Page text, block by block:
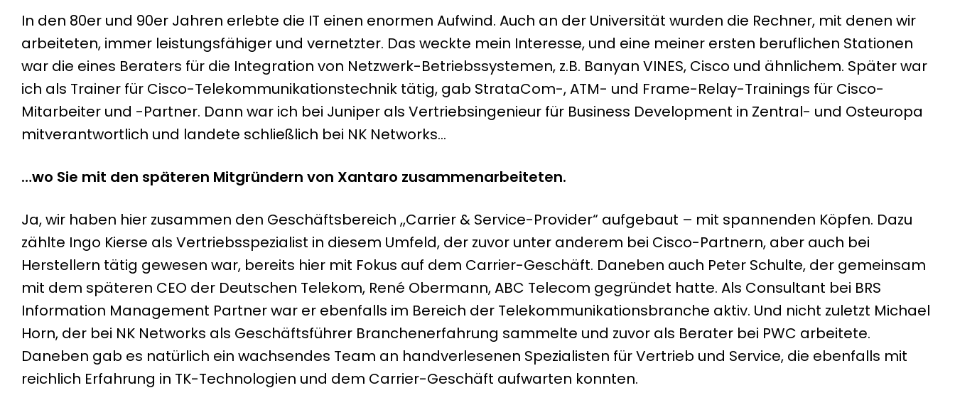
In den 80er und 90er Jahren erlebte die IT einen enormen Aufwind. Auch an der Universität wurden die Rechner, mit denen wir
arbeiteten, immer leistungsfähiger und vernetzter. Das weckte mein Interesse, und eine meiner ersten beruflichen Stationen
war die eines Beraters für die Integration von Netzwerk-Betriebssystemen, z.B. Banyan VINES, Cisco und ähnlichem. Später war
ich als Trainer für Cisco-Telekommunikationstechnik tätig, gab StrataCom-, ATM- und Frame-Relay-Trainings für Cisco-
Mitarbeiter und -Partner. Dann war ich bei Juniper als Vertriebsingenieur für Business Development in Zentral- und Osteuropa
mitverantwortlich und landete schließlich bei NK Networks…
…wo Sie mit den späteren Mitgründern von Xantaro zusammenarbeiteten.
Ja, wir haben hier zusammen den Geschäftsbereich „Carrier & Service-Provider“ aufgebaut – mit spannenden Köpfen. Dazu
zählte Ingo Kierse als Vertriebsspezialist in diesem Umfeld, der zuvor unter anderem bei Cisco-Partnern, aber auch bei
Herstellern tätig gewesen war, bereits hier mit Fokus auf dem Carrier-Geschäft. Daneben auch Peter Schulte, der gemeinsam
mit dem späteren CEO der Deutschen Telekom, René Obermann, ABC Telecom gegründet hatte. Als Consultant bei BRS
Information Management Partner war er ebenfalls im Bereich der Telekommunikationsbranche aktiv. Und nicht zuletzt Michael
Horn, der bei NK Networks als Geschäftsführer Branchenerfahrung sammelte und zuvor als Berater bei PWC arbeitete.
Daneben gab es natürlich ein wachsendes Team an handverlesenen Spezialisten für Vertrieb und Service, die ebenfalls mit
reichlich Erfahrung in TK-Technologien und dem Carrier-Geschäft aufwarten konnten.